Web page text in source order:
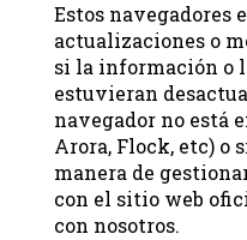
Estos navegadores
actualizaciones o
si la información o
estuvieran
navegador no está
Arora, Flock, etc) o
manera de
con el sitio web
con nosotros.